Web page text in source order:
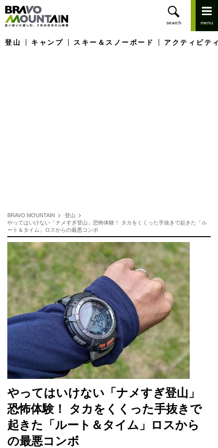
登山 キャンプ スキー＆スノーボード アクティビテ
BRAVO MOUNTAIN
登山
やってはいけない「ナメすぎ登山」恐怖体験！ タカをくくった手抜きで起きた「ル
ート＆タイム」ロスからの最悪コンボ
やってはいけない「ナメすぎ登山」
恐怖体験！ タカをくくった手抜きで
起きた「ルート＆タイム」ロスから
の最悪コンボ